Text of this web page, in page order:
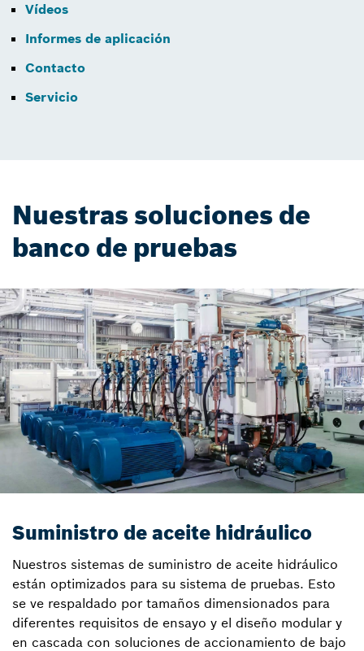
Vídeos
Informes de aplicación
Contacto
Servicio
Nuestras soluciones de
banco de pruebas
Suministro de aceite hidráulico
Nuestros sistemas de suministro de aceite hidráulico
están optimizados para su sistema de pruebas. Esto
se ve respaldado por tamaños dimensionados para
diferentes requisitos de ensayo y el diseño modular y
en cascada con soluciones de accionamiento de bajo